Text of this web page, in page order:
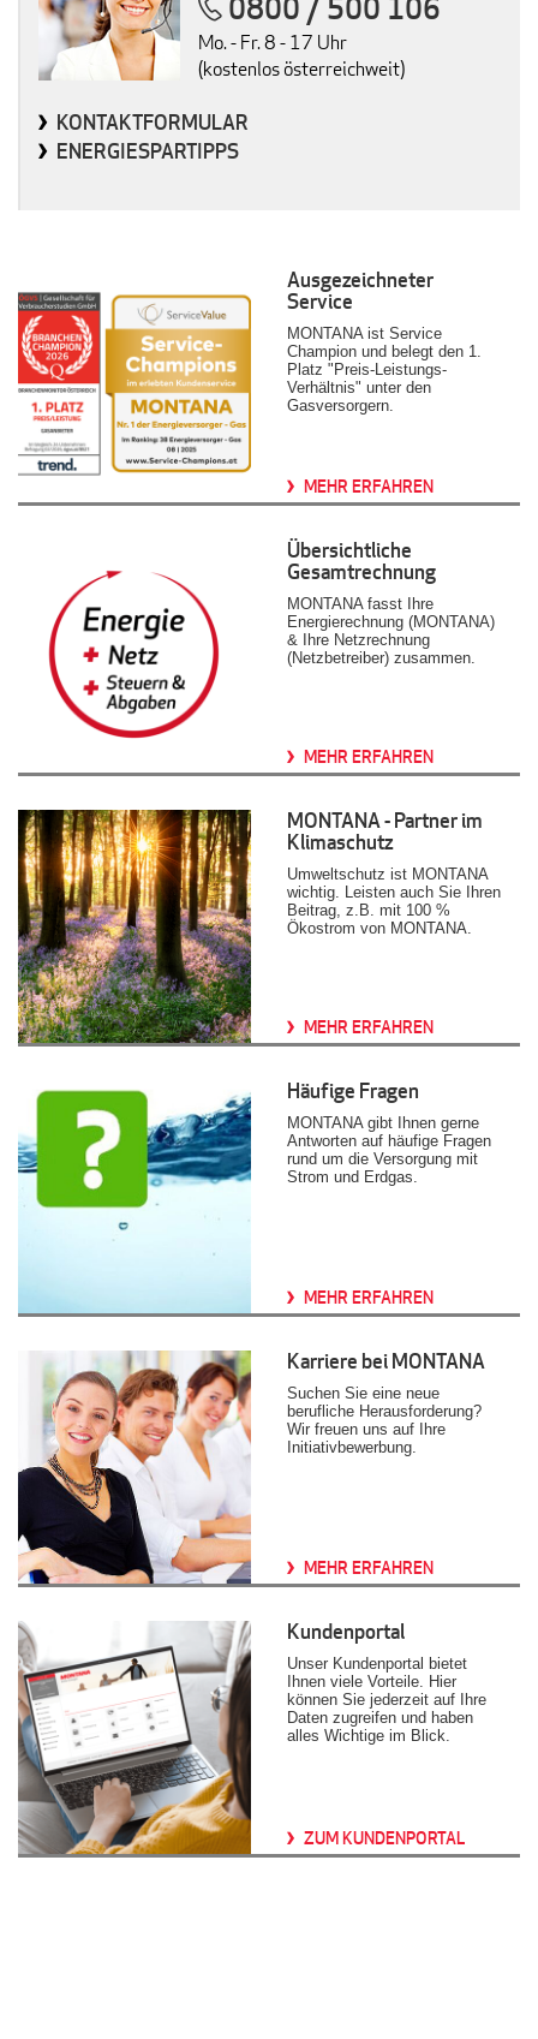
0800 / 500 106
Mo. - Fr. 8 - 17 Uhr
(kostenlos österreichweit)
KONTAKTFORMULAR
ENERGIESPARTIPPS
Ausgezeichneter
Service
MONTANA ist Service
Champion und belegt den 1.
Platz "Preis-Leistungs-
Verhältnis" unter den
Gasversorgern.
MEHR ERFAHREN
Übersichtliche
Gesamtrechnung
MONTANA fasst Ihre
Energierechnung (MONTANA)
& Ihre Netzrechnung
(Netzbetreiber) zusammen.
MEHR ERFAHREN
MONTANA - Partner im
Klimaschutz
Umweltschutz ist MONTANA
wichtig. Leisten auch Sie Ihren
Beitrag, z.B. mit 100 %
Ökostrom von MONTANA.
MEHR ERFAHREN
Häufige Fragen
MONTANA gibt Ihnen gerne
Antworten auf häufige Fragen
rund um die Versorgung mit
Strom und Erdgas.
MEHR ERFAHREN
Karriere bei MONTANA
Suchen Sie eine neue
berufliche Herausforderung?
Wir freuen uns auf Ihre
Initiativbewerbung.
MEHR ERFAHREN
Kundenportal
Unser Kundenportal bietet
Ihnen viele Vorteile. Hier
können Sie jederzeit auf Ihre
Daten zugreifen und haben
alles Wichtige im Blick.
ZUM KUNDENPORTAL